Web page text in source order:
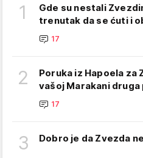
1
Gde su nestali
trenutak da se ćuti i
17
2
Poruka iz Hapoela za
vašoj Marakani
17
3 Dobro je da Zvezda